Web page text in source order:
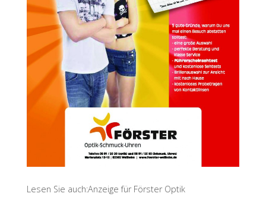
Lesen Sie auch:Anzeige für Förster Optik